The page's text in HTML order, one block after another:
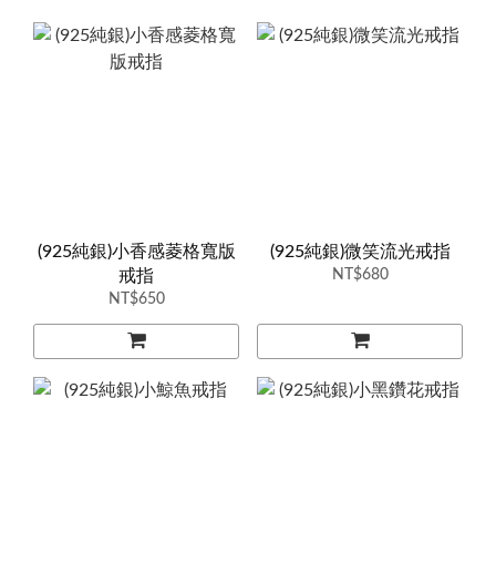
(925純銀)小香感菱格寬版
戒指
NT$650
(925純銀)微笑流光戒指
NT$680